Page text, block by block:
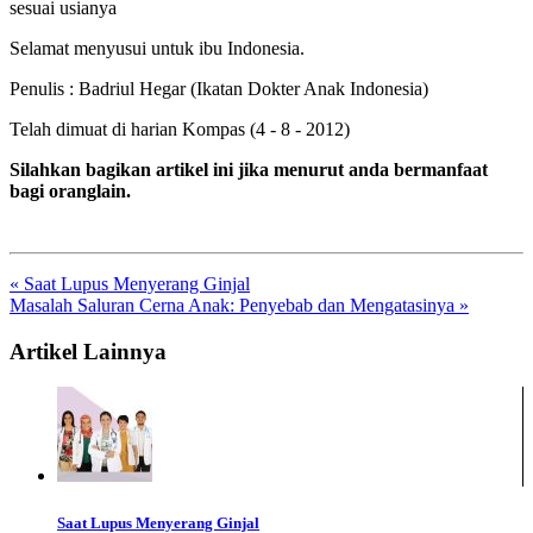
sesuai usianya
Selamat menyusui untuk ibu Indonesia.
Penulis : Badriul Hegar (Ikatan Dokter Anak Indonesia)
Telah dimuat di harian Kompas (4 - 8 - 2012)
Silahkan bagikan artikel ini jika menurut anda bermanfaat
bagi oranglain.
« Saat Lupus Menyerang Ginjal
Masalah Saluran Cerna Anak: Penyebab dan Mengatasinya »
Artikel Lainnya
Saat Lupus Menyerang Ginjal